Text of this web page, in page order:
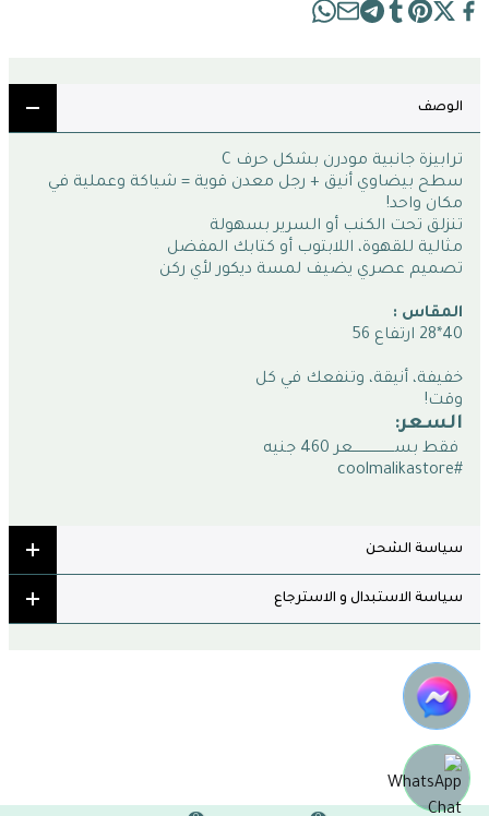
الوصف
ترابيزة جانبية مودرن بشكل حرف C
مكان واحد!
تنزلق تحت الكنب أو السرير بسهولة
مثالية للقهوة، اللابتوب أو كتابك المفضل
تصميم عصري يضيف لمسة ديكور لأي ركن
المقاس :
40*28 ارتفاع 56
خفيفة، أنيقة، وتنفعك في كل
وقت!
السعر:
فقط بســـــــــــــــــــعر 460 جنيه
#coolmalikastore
سياسة الشحن
سياسة الاستبدال و الاسترجاع